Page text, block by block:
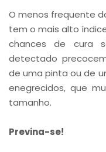
O menos frequente
tem o mais alto
chances de cura
detectado
de uma pinta ou de
enegrecidos, que
tamanho.
Previna-se!